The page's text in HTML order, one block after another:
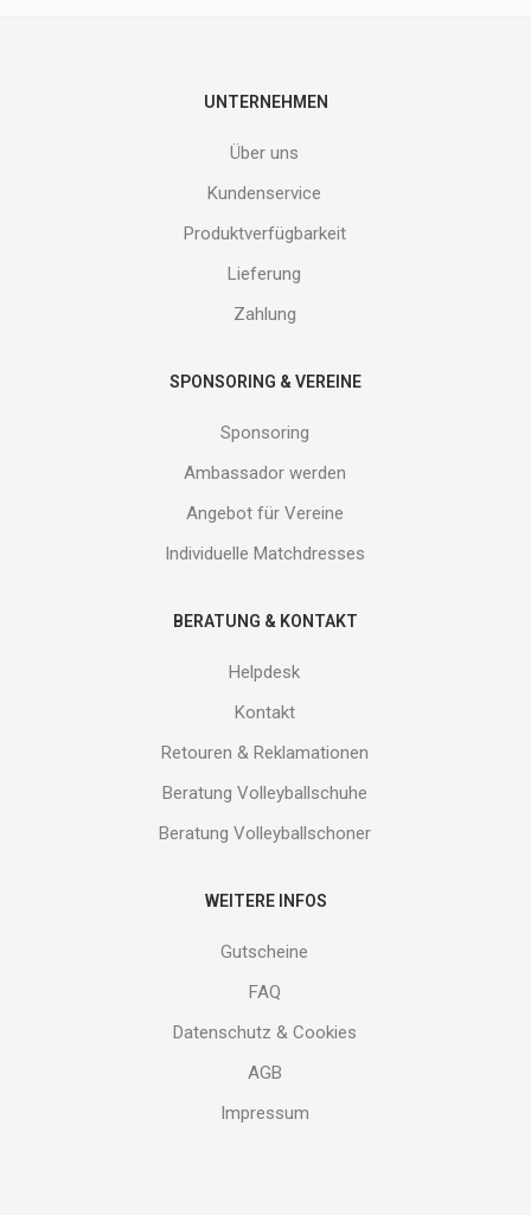
UNTERNEHMEN
Über uns
Kundenservice
Produktverfügbarkeit
Lieferung
Zahlung
SPONSORING & VEREINE
Sponsoring
Ambassador werden
Angebot für Vereine
Individuelle Matchdresses
BERATUNG & KONTAKT
Helpdesk
Kontakt
Retouren & Reklamationen
Beratung Volleyballschuhe
Beratung Volleyballschoner
WEITERE INFOS
Gutscheine
FAQ
Datenschutz & Cookies
AGB
Impressum